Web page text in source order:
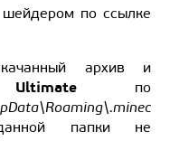
по ссылке
архив и
по
папки не